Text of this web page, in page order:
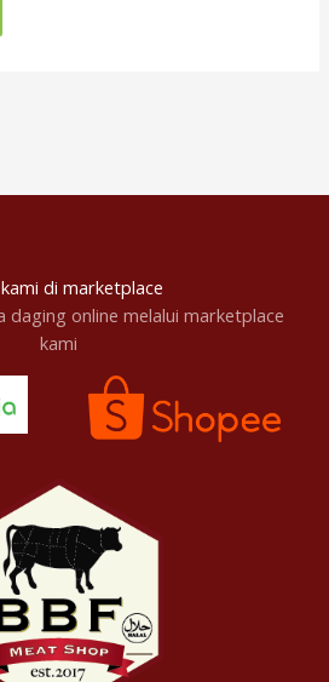
di marketplace
daging online melalui marketplace
kami